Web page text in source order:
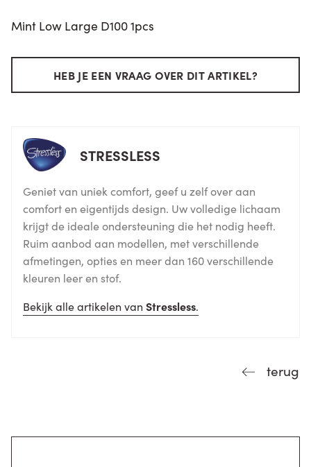
Mint Low Large D100 1pcs
HEB JE EEN VRAAG OVER DIT ARTIKEL?
STRESSLESS
Geniet van uniek comfort, geef u zelf over aan
comfort en eigentijds design. Uw volledige lichaam
krijgt de ideale ondersteuning die het nodig heeft.
Ruim aanbod aan modellen, met verschillende
afmetingen, opties en meer dan 160 verschillende
kleuren leer en stof.
Bekijk alle artikelen van Stressless.
terug